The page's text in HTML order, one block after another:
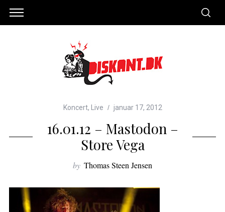
Koncert, Live januar 17, 2012
16.01.12 – Mastodon –
Store Vega
by Thomas Steen Jensen